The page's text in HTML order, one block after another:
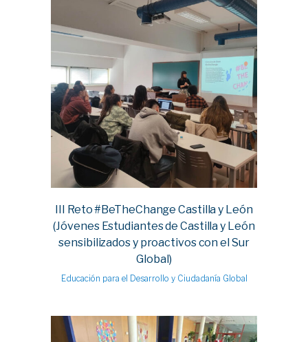
III Reto #BeTheChange Castilla y León
(Jóvenes Estudiantes de Castilla y León
sensibilizados y proactivos con el Sur
Global)
Educación para el Desarrollo y Ciudadanía Global